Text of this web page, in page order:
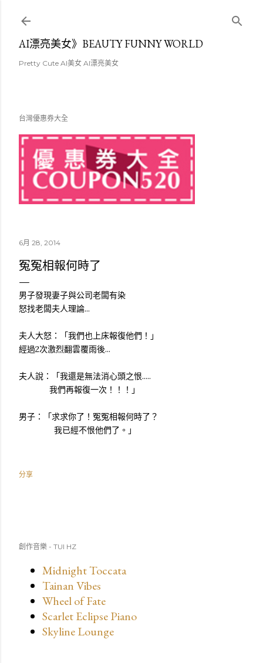
AI漂亮美女》BEAUTY FUNNY WORLD
Pretty Cute AI美女 AI漂亮美女
台灣優惠券大全
6月 28, 2014
冤冤相報何時了
男子發現妻子與公司老闆有染
怒找老闆夫人理論...
夫人大怒：「我們也上床報復他們！」
經過2次激烈翻雲覆雨後...
夫人說：「我還是無法消心頭之恨.....
我們再報復一次！！！」
男子：「求求你了！冤冤相報何時了？
我已經不恨他們了。」
分享
創作音樂 - TUI HZ
Midnight Toccata
Tainan Vibes
Wheel of Fate
Scarlet Eclipse Piano
Skyline Lounge